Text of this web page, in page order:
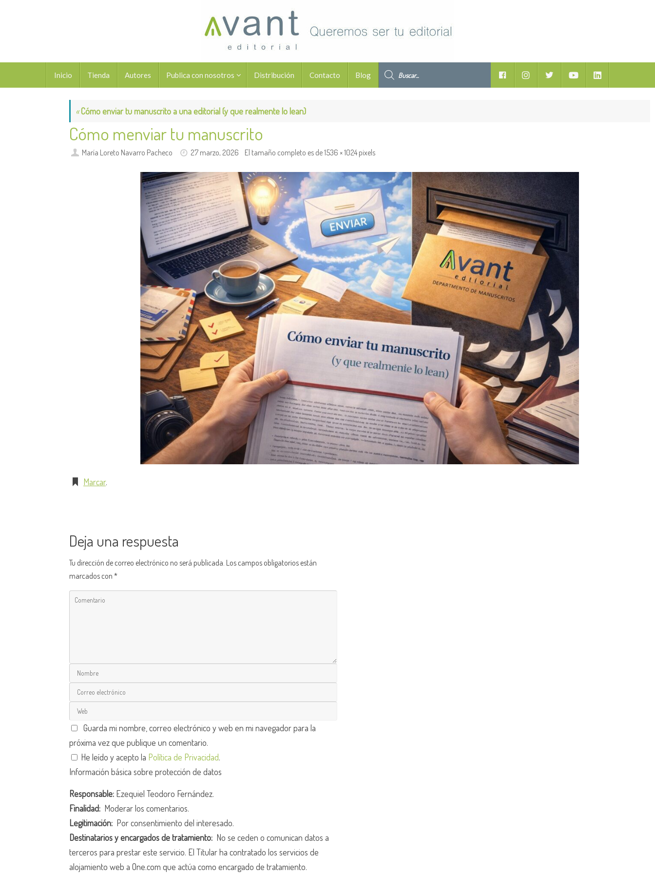
contenido
Inicio Tienda Autores Publica con nosotros Distribución Contacto Blog
Facebook YoutubeLinkedIn
«Cómo enviar tu manuscrito a una editorial (y que realmente lo lean)
Cómo menviar tu manuscrito
María Loreto Navarro Pacheco 27 marzo, 2026 El tamaño completo es de1536 × 1024pixels
Marcar.
Deja una respuesta
Tu dirección de correo electrónico no será publicada. Los campos obligatorios están
marcados con*
Guarda mi nombre, correo electrónico y web en mi navegador para la
próxima vez que publique un comentario.
He leído y acepto la Política de Privacidad.
Información básica sobre protección de datos
Responsable: Ezequiel Teodoro Fernández.
Finalidad: Moderar los comentarios.
Legitimación: Por consentimiento del interesado.
Destinatarios y encargados de tratamiento: No se ceden o comunican datos a
terceros para prestar este servicio. El Titular ha contratado los servicios de
alojamiento web a One.com que actúa como encargado de tratamiento.